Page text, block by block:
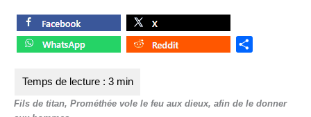
e
Fils de titan, Prométhée vole le feu aux dieux, afin de le donner